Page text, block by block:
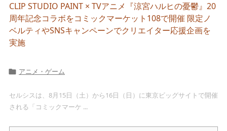
CLIP STUDIO PAINT × TVアニメ『涼宮ハルヒの憂鬱』20
周年記念コラボをコミックマーケット108で開催 限定ノ
ベルティやSNSキャンペーンでクリエイター応援企画を
実施
 アニメ・ゲーム
セルシスは、8月15日（土）から16日（日）に東京ビッグサイトで開催
される「コミックマーケ ...